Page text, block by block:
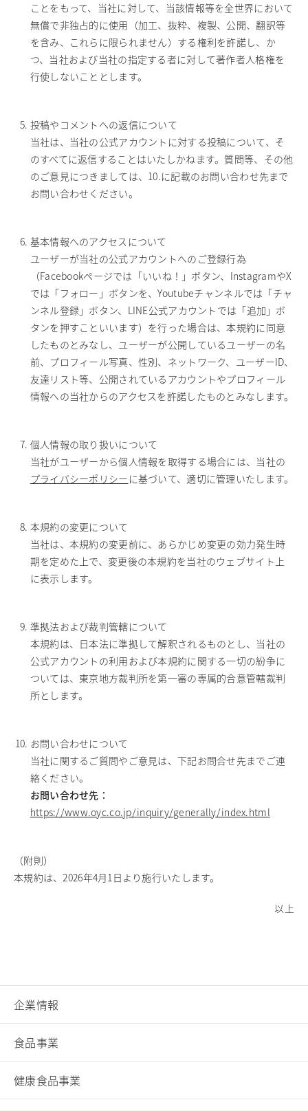
ことをもって、当社に対して、当該情報等を全世界において
無償で非独占的に使用（加工、抜粋、複製、公開、翻訳等
を含み、これらに限られません）する権利を許諾し、か
つ、当社および当社の指定する者に対して著作者人格権を
行使しないこととします。
投稿やコメントへの返信について
当社は、当社の公式アカウントに対する投稿について、そ
のすべてに返信することはいたしかねます。質問等、その他
のご意見につきましては、10.に記載のお問い合わせ先まで
お問い合わせください。
基本情報へのアクセスについて
ユーザーが当社の公式アカウントへのご登録行為
（Facebookページでは「いいね！」ボタン、InstagramやX
では「フォロー」ボタンを、Youtubeチャンネルでは「チャ
ンネル登録」ボタン、LINE公式アカウントでは「追加」ボ
タンを押すこといいます）を行った場合は、本規約に同意
したものとみなし、ユーザーが公開しているユーザーの名
前、プロフィール写真、性別、ネットワーク、ユーザーID、
友達リスト等、公開されているアカウントやプロフィール
情報への当社からのアクセスを許諾したものとみなします。
個人情報の取り扱いについて
当社がユーザーから個人情報を取得する場合には、当社の
プライバシーポリシー に基づいて、適切に管理いたします。
本規約の変更について
当社は、本規約の変更前に、あらかじめ変更の効力発生時
期を定めた上で、変更後の本規約を当社のウェブサイト上
に表示します。
準拠法および裁判管轄について
本規約は、日本法に準拠して解釈されるものとし、当社の
公式アカウントの利用および本規約に関する一切の紛争に
ついては、東京地方裁判所を第一審の専属的合意管轄裁判
所とします。
お問い合わせについて
当社に関するご質問やご意見は、下記お問合せ先までご連
絡ください。
お問い合わせ先：
https://www.oyc.co.jp/inquiry/generally/index.html
（附則）
本規約は、2026年4月1日より施行いたします。
以上
企業情報
食品事業
健康食品事業